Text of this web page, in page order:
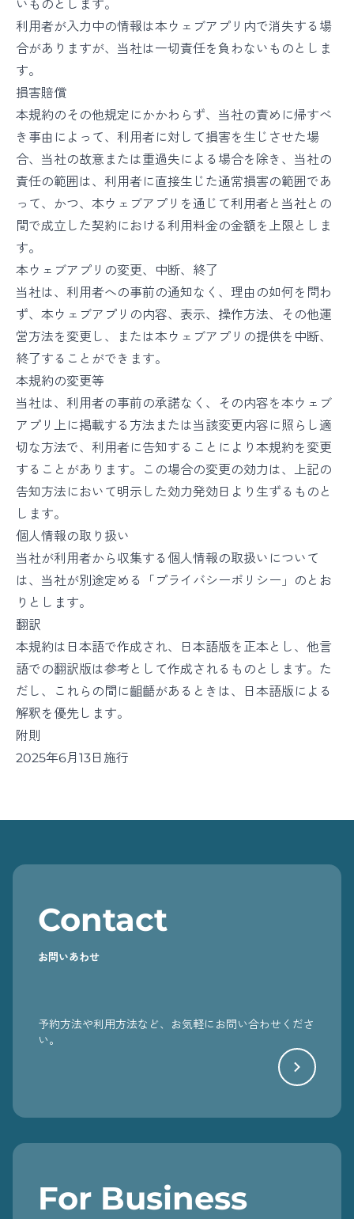
いものとします。
利用者が入力中の情報は本ウェブアプリ内で消失する場
合がありますが、当社は一切責任を負わないものとしま
す。
損害賠償
本規約のその他規定にかかわらず、当社の責めに帰すべ
き事由によって、利用者に対して損害を生じさせた場
合、当社の故意または重過失による場合を除き、当社の
責任の範囲は、利用者に直接生じた通常損害の範囲であ
って、かつ、本ウェブアプリを通じて利用者と当社との
間で成立した契約における利用料金の金額を上限としま
す。
本ウェブアプリの変更、中断、終了
当社は、利用者への事前の通知なく、理由の如何を問わ
ず、本ウェブアプリの内容、表示、操作方法、その他運
営方法を変更し、または本ウェブアプリの提供を中断、
終了することができます。
本規約の変更等
当社は、利用者の事前の承諾なく、その内容を本ウェブ
アプリ上に掲載する方法または当該変更内容に照らし適
切な方法で、利用者に告知することにより本規約を変更
することがあります。この場合の変更の効力は、上記の
告知方法において明示した効力発効日より生ずるものと
します。
個人情報の取り扱い
当社が利用者から収集する個人情報の取扱いについて
は、当社が別途定める「プライバシーポリシー」のとお
りとします。
翻訳
本規約は日本語で作成され、日本語版を正本とし、他言
語での翻訳版は参考として作成されるものとします。た
だし、これらの間に齟齬があるときは、日本語版による
解釈を優先します。
附則
2025年6月13日施行
Contact
お問いあわせ
予約方法や利用方法など、お気軽にお問い合わせくださ
い。
For Business